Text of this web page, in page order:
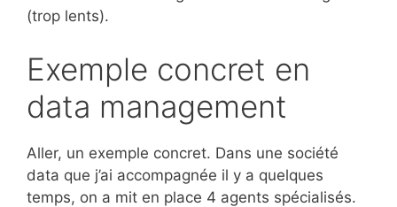
(trop lents).
Exemple concret en
data management
Aller, un exemple concret. Dans une société
data que j’ai accompagnée il y a quelques
temps, on a mit en place 4 agents spécialisés.